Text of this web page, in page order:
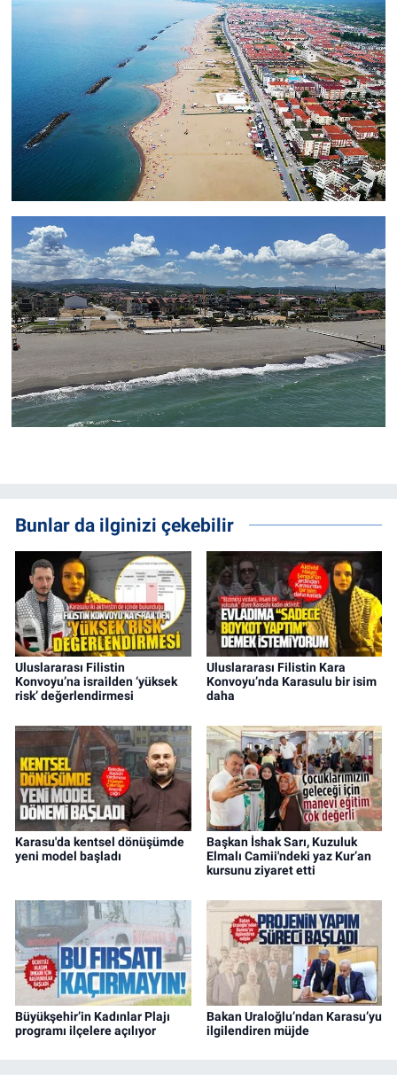
Bunlar da ilginizi çekebilir
Uluslararası Filistin
Konvoyu’na israilden ‘yüksek
risk’ değerlendirmesi
Uluslararası Filistin Kara
Konvoyu’nda Karasulu bir isim
daha
Karasu'da kentsel dönüşümde
yeni model başladı
Başkan İshak Sarı, Kuzuluk
Elmalı Camii'ndeki yaz Kur’an
kursunu ziyaret etti
Büyükşehir’in Kadınlar Plajı
programı ilçelere açılıyor
Bakan Uraloğlu’ndan Karasu’yu
ilgilendiren müjde